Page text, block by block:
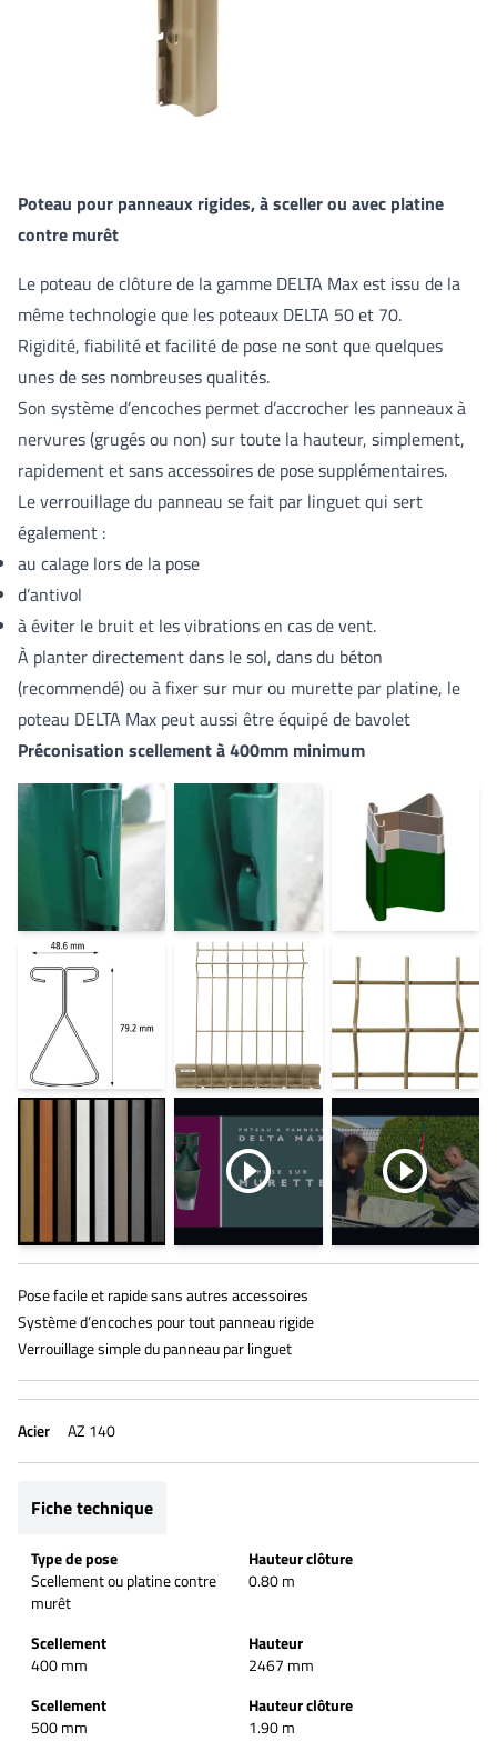
Poteau pour panneaux rigides, à sceller ou avec platine
contre murêt
Le poteau de clôture de la gamme DELTA Max est issu de la
même technologie que les poteaux DELTA 50 et 70.
Rigidité, fiabilité et facilité de pose ne sont que quelques
unes de ses nombreuses qualités.
Son système d’encoches permet d’accrocher les panneaux à
nervures (grugés ou non) sur toute la hauteur, simplement,
rapidement et sans accessoires de pose supplémentaires.
Le verrouillage du panneau se fait par linguet qui sert
également :
au calage lors de la pose
d’antivol
à éviter le bruit et les vibrations en cas de vent.
À planter directement dans le sol, dans du béton
(recommendé) ou à fixer sur mur ou murette par platine, le
poteau DELTA Max peut aussi être équipé de bavolet
Préconisation scellement à 400mm minimum
Pose facile et rapide sans autres accessoires
Système d’encoches pour tout panneau rigide
Verrouillage simple du panneau par linguet
Acier AZ 140
Fiche technique
Type de pose
Scellement ou platine contre
murêt
Hauteur clôture
0.80 m
Scellement
400 mm
Hauteur
2467 mm
Scellement
500 mm
Hauteur clôture
1.90 m